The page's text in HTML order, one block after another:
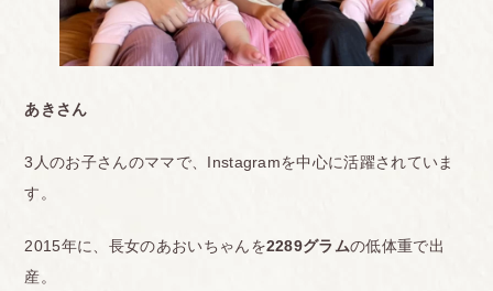
あきさん
3人のお子さんのママで、Instagramを中心に活躍されていま
す。
2015年に、長女のあおいちゃんを2289グラムの低体重で出
産。